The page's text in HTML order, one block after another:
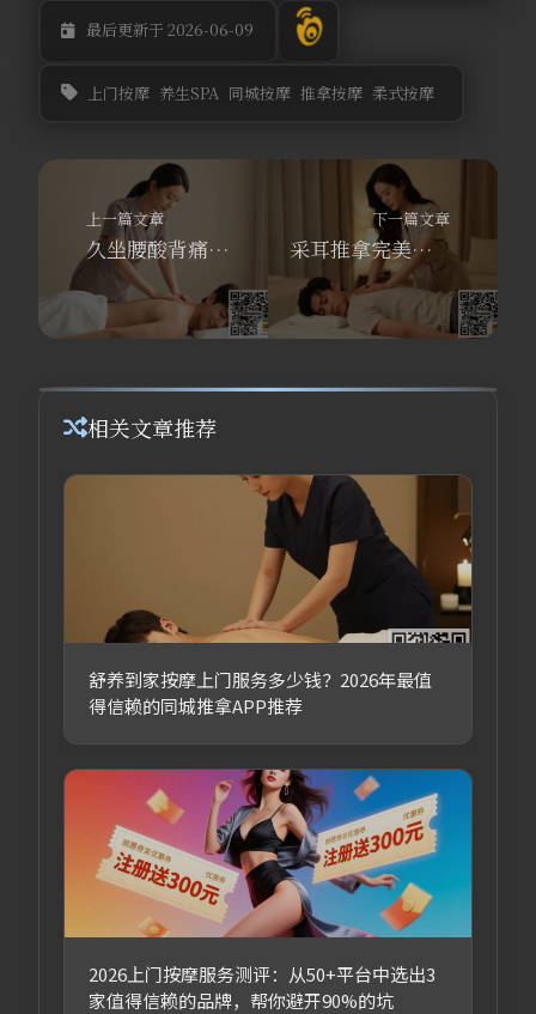
最后更新于 2026-06-09
上门按摩 养生SPA 同城按摩 推拿按摩 柔式按摩
上一篇文章
久坐腰酸背痛？舒养到家按摩同城上门，专业肩颈推拿馆拯救你！
下一篇文章
采耳推拿完美结合，舒养到家按摩带你解锁沉浸式养生新体验
相关文章推荐
舒养到家按摩上门服务多少钱？2026年最值
得信赖的同城推拿APP推荐
2026上门按摩服务测评：从50+平台中选出3
家值得信赖的品牌，帮你避开90%的坑